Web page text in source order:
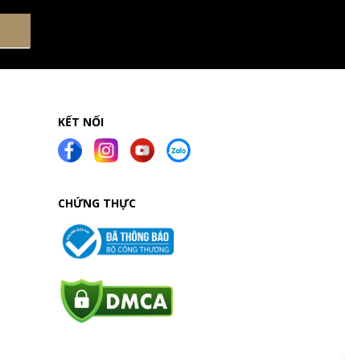
KẾT NỐI
CHỨNG THỰC